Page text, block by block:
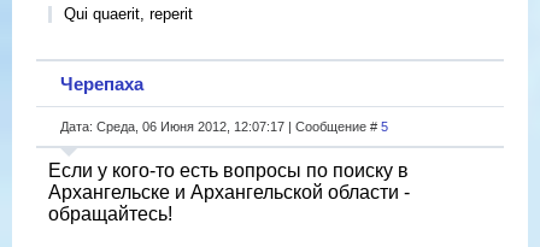
Qui quaerit, reperit
Черепаха
Дата: Среда, 06 Июня 2012, 12:07:17 | Сообщение # 5
Если у кого-то есть вопросы по поиску в
Архангельске и Архангельской области -
обращайтесь!